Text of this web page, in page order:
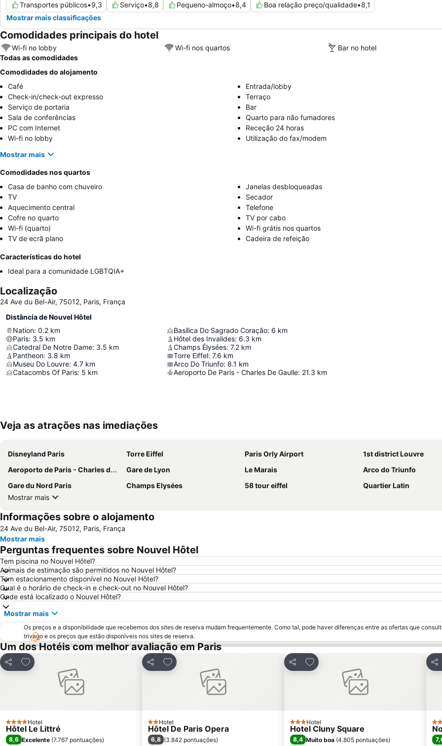
Transportes públicos•9,3 Serviço•8,8 Pequeno-almoço•8,4 Boa relação preço/qualidade•8,1
Mostrar mais classificações
Comodidades principais do hotel
Wi-fi no lobby Wi-fi nos quartos
Bar no hotel
Todas as comodidades
Comodidades do alojamento
Café
Entrada/lobby
Check-in/check-out expresso
Terraço
Serviço de portaria
Bar
Sala de conferências
Quarto para não fumadores
PC com Internet
Receção 24 horas
Wi-fi no lobby
Utilização do fax/modem
Mostrar mais
Comodidades nos quartos
Casa de banho com chuveiro
Janelas desbloqueadas
TV
Secador
Aquecimento central
Telefone
Cofre no quarto
TV por cabo
Wi-fi (quarto)
Wi-fi grátis nos quartos
TV de ecrã plano
Cadeira de refeição
Características do hotel
Ideal para a comunidade LGBTQIA+
Localização
24 Ave du Bel-Air, 75012, Paris, França
Distância de Nouvel Hôtel
Nation: 0.2 km
Paris: 3.5 km
Catedral De Notre Dame: 3.5 km
Pantheon: 3.8 km
Museu Do Louvre: 4.7 km
Catacombs Of Paris: 5 km
Basílica Do Sagrado Coração: 6 km
Hôtel des Invalides: 6.3 km
Champs Élysées: 7.2 km
Torre Eiffel: 7.6 km
Arco Do Triunfo: 8.1 km
Aeroporto De Paris - Charles De Gaulle: 21.3 km
Veja as atrações nas imediações
Disneyland Paris Torre Eiffel Paris Orly Airport
1st district Louvre
Aeroporto de Paris - Charles de Gaulle
Gare de Lyon Le Marais
Arco do Triunfo
Gare du Nord Paris
Champs Elysées 58 tour eiffel
Quartier Latin
Mostrar mais
Informações sobre o alojamento
24 Ave du Bel-Air, 75012, Paris, França
Mostrar mais
Perguntas frequentes sobre Nouvel Hôtel
Tem piscina no Nouvel Hôtel?
Animais de estimação são permitidos no Nouvel Hôtel?
Tem estacionamento disponível no Nouvel Hôtel?
Qual é o horário de check-in e check-out no Nouvel Hôtel?
Onde está localizado o Nouvel Hôtel?
Mostrar mais
Os preços e a disponibilidade que recebemos dos sites de reserva mudam frequentemente. Como tal, pode haver diferenças entre as ofertas que
trivago e os preços que estão disponíveis nos sites de reserva.
Um dos Hotéis com melhor avaliação em Paris
Partilhar
Adicionar aos favoritos
4 Estrelas
Hotel
Hôtel Le Littré
8,6 Excelente (7.767 pontuações)
Partilhar
Adicionar aos favoritos
2 Estrelas
Hotel
Hôtel De Paris Opera
6,8 (3.842 pontuações)
Partilhar
Adicionar aos favoritos
3 Estrelas
Hotel
Hotel Cluny Square
8,4 Muito boa (4.805 pontuações)
4